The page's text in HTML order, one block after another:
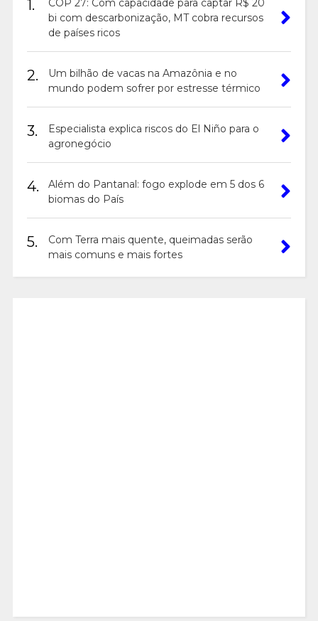
1.
COP 27: Com capacidade para captar R$ 20
bi com descarbonização, MT cobra recursos
de países ricos
2.
Um bilhão de vacas na Amazônia e no
mundo podem sofrer por estresse térmico
3.
Especialista explica riscos do El Niño para o
agronegócio
4.
Além do Pantanal: fogo explode em 5 dos 6
biomas do País
5.
Com Terra mais quente, queimadas serão
mais comuns e mais fortes